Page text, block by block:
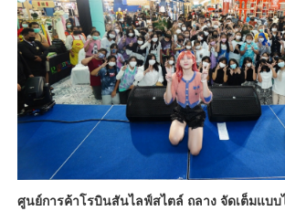
ศูนย์การค้าโรบินสันไลฟ์สไตล์ ถลาง จัดเต็มแบ